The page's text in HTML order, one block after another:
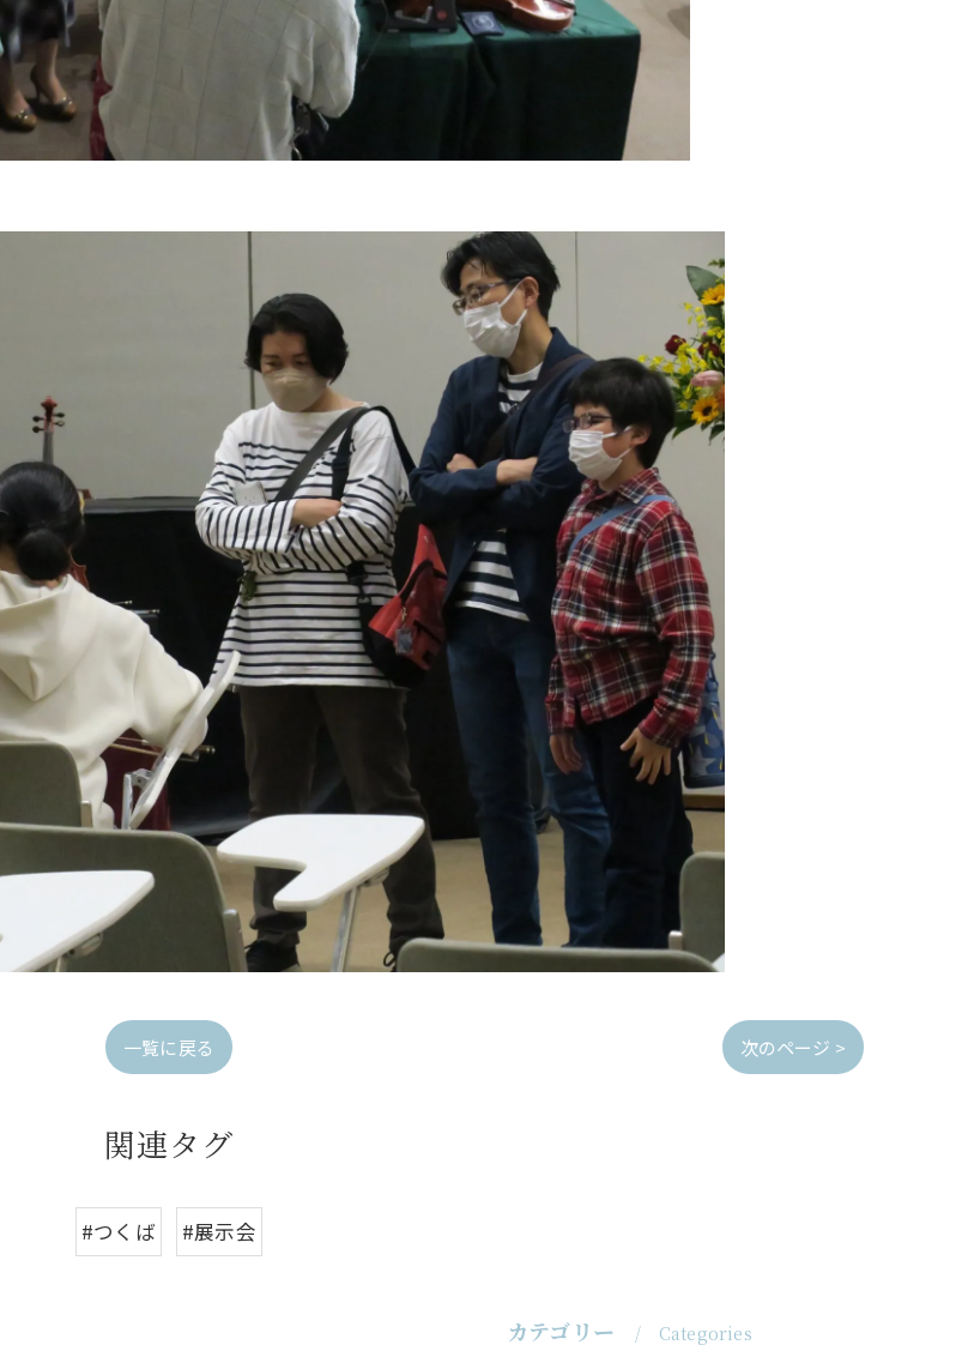
一覧に戻る 次のページ >
関連タグ
#つくば #展示会
カテゴリー Categories